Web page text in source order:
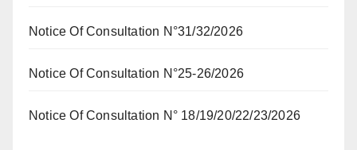
Notice Of Consultation N°31/32/2026
Notice Of Consultation N°25-26/2026
Notice Of Consultation N° 18/19/20/22/23/2026